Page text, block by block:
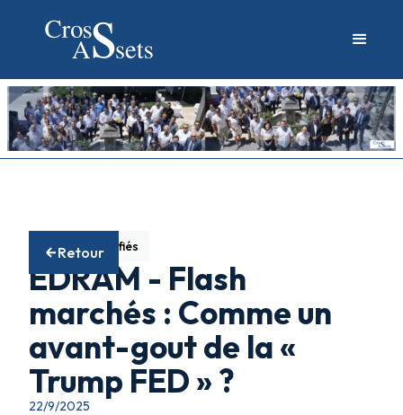
Retour
Fonds diversifiés
EDRAM - Flash
marchés : Comme un
avant-gout de la «
Trump FED » ?
22/9/2025